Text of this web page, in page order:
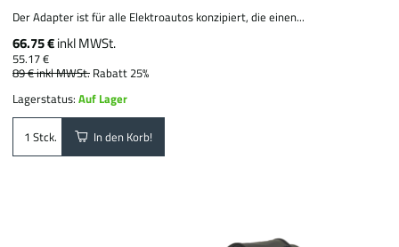
Der Adapter ist für alle Elektroautos konzipiert, die einen...
66.75 €inkl MWSt.
55.17 €
89 €inkl MWSt. Rabatt 25%
Lagerstatus:Auf Lager
Stck. In den Korb!